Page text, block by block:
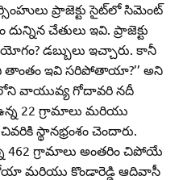
ప్రాజెక్టు సైట్‌లో సిమెంట్‌
చేతులు ఇవి. ప్రాజెక్టు
డబ్బులు ఇచ్చారు. కానీ
తాంతం ఇవి సరిపోతాయా?’’ అని
వాయువ్య గోదావరి నదీ
22 గ్రామాలు మరియు
స్థానభ్రంశం చెందారు.
462 గ్రామాలు అంతరిం చిపోయే
మరియు కొండారెడ్డి ఆదివాసీ